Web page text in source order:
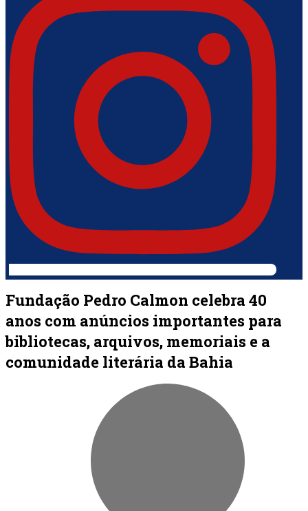
Fundação Pedro Calmon celebra 40
anos com anúncios importantes para
bibliotecas, arquivos, memoriais e a
comunidade literária da Bahia